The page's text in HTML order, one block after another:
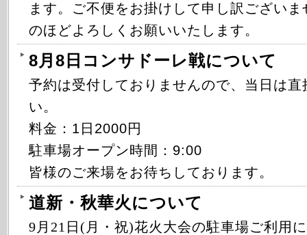
ます。ご不便をお掛けして申し訳ござい
のほどよろしくお願いいたします。
8月8日コンサドーレ戦について
予約は受付しておりませんので、当日は
い。
料金：1日2000円
駐車場オープン時間：9:00
皆様のご来場をお待ちしております。
道新・秋華火について
9月21日(月・祝)花火大会の駐車場ご利用